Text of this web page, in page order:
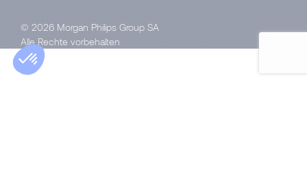
© 2026 Morgan Philips Group SA
Alle Rechte vorbehalten